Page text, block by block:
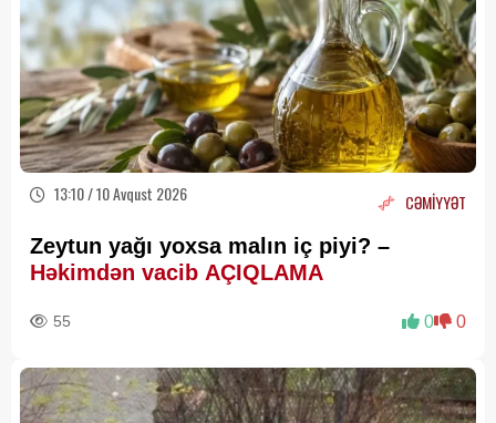
13:10 / 10 Avqust 2026 CƏMİYYƏT
Zeytun yağı yoxsa malın iç piyi? –
Həkimdən vacib AÇIQLAMA
55 0 0